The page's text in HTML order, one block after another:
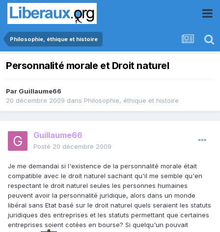
Philosophie, éthique et histoire
Personnalité morale et Droit naturel
Par Guillaume66
20 décembre 2009 dans Philosophie, éthique et histoire
Guillaume66
Posté 20 décembre 2009
Je me demandai si l'existence de la personnalité morale était
compatible avec le droit naturel sachant qu'il me semble qu'en
respectant le droit naturel seules les personnes humaines
peuvent avoir la personnalité juridique, alors dans un monde
libéral sans Etat basé sur le droit naturel quels seraient les statuts
juridiques des entreprises et les statuts permettant que certaines
entreprises soient cotées en bourse? Si quelqu'un pouvait